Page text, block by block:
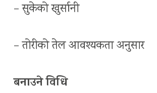
– सुकेको खुर्सानी
– तोरीको तेल आवश्यकता अनुसार
बनाउने विधि